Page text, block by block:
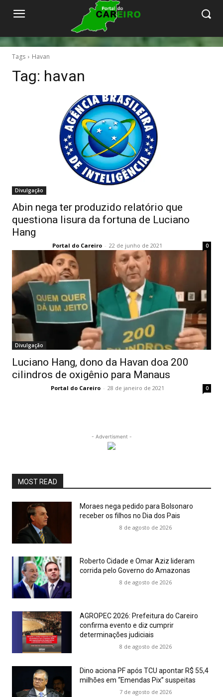
Tags Havan
Tag: havan
Divulgação
Abin nega ter produzido relatório que
questiona lisura da fortuna de Luciano
Hang
Portal do Careiro - 22 de junho de 2021 0
Divulgação
Luciano Hang, dono da Havan doa 200
cilindros de oxigênio para Manaus
Portal do Careiro - 28 de janeiro de 2021 0
- Advertisment -
MOST READ
Moraes nega pedido para Bolsonaro
receber os filhos no Dia dos Pais
8 de agosto de 2026
Roberto Cidade e Omar Aziz lideram
corrida pelo Governo do Amazonas
8 de agosto de 2026
AGROPEC 2026: Prefeitura do Careiro
confirma evento e diz cumprir
determinações judiciais
8 de agosto de 2026
Dino aciona PF após TCU apontar R$ 55,4
milhões em “Emendas Pix” suspeitas
7 de agosto de 2026